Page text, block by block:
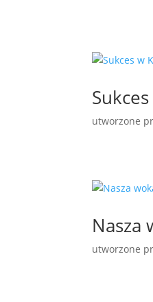
utworzone
Nasza
utworzone